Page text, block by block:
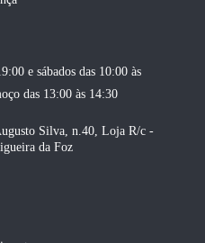
e sábados das 10:00 às
das 13:00 às 14:30
Silva, n.40, Loja R/c -
da Foz